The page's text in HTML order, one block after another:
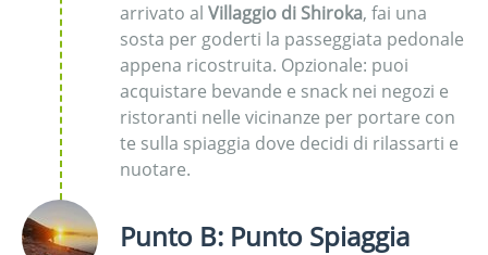
arrivato al Villaggio di Shiroka, fai una
sosta per goderti la passeggiata pedonale
appena ricostruita. Opzionale: puoi
acquistare bevande e snack nei negozi e
ristoranti nelle vicinanze per portare con
te sulla spiaggia dove decidi di rilassarti e
nuotare.
Punto B: Punto Spiaggia